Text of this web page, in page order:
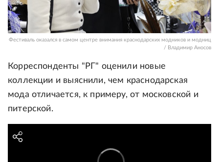
Фестиваль оказался в самом центре внимания краснодарских модников и модниц
/ Владимир Аносов
Корреспонденты "РГ" оценили новые
коллекции и выяснили, чем краснодарская
мода отличается, к примеру, от московской и
питерской.